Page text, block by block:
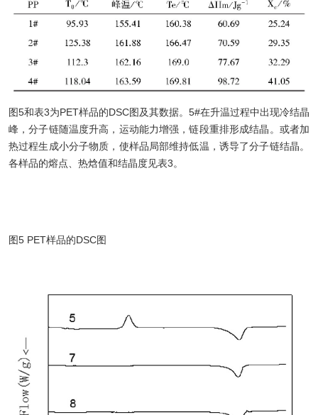
图5和表3为PET样品的DSC图及其数据。5#在升温过程中出现冷结晶
峰，分子链随温度升高，运动能力增强，链段重排形成结晶。或者加
热过程生成小分子物质，使样品局部维持低温，诱导了分子链结晶。
各样品的熔点、热焓值和结晶度见表3。
图5 PET样品的DSC图